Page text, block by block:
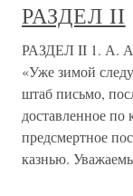
РАЗДЕЛ II
РАЗДЕЛ II 1. А. А.
«Уже зимой
штаб письмо,
доставленное
предсмертное
казнью.